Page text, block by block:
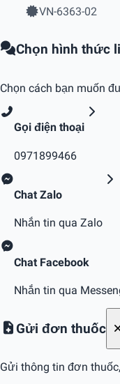
VN-6363-02
Chọn hình thức
Chọn cách bạn muốn
Gọi điện thoại
0971899466
Chat Zalo
Nhắn tin qua Zalo
Chat Facebook
Nhắn tin qua
Gửi đơn thuốc
Gửi thông tin đơn